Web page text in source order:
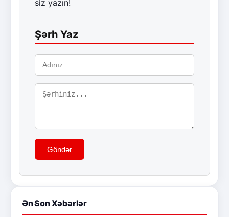
siz yazın!
Şərh Yaz
Göndər
Ən Son Xəbərlər